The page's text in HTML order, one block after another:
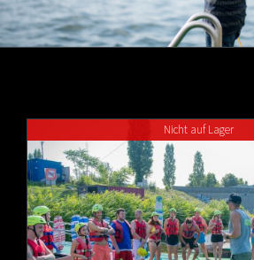
Nicht auf Lager